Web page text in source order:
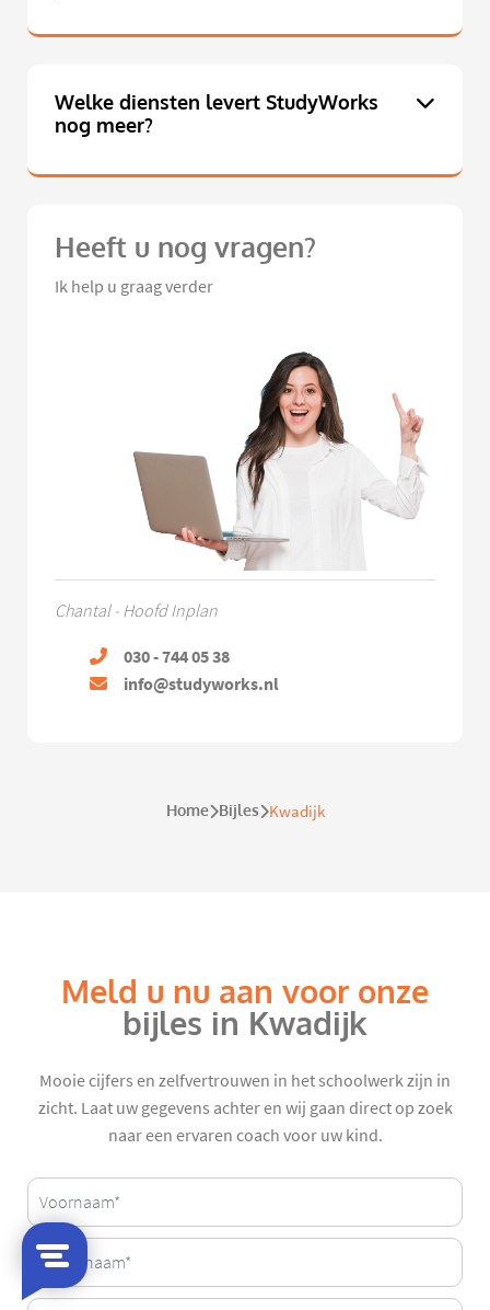
Welke diensten levert StudyWorks
nog meer?
Heeft u nog vragen?
Ik help u graag verder
Chantal - Hoofd Inplan
030 - 744 05 38
info@studyworks.nl
Home Bijles Kwadijk
Meld u nu aan voor onze
bijles in Kwadijk
Mooie cijfers en zelfvertrouwen in het schoolwerk zijn in
zicht. Laat uw gegevens achter en wij gaan direct op zoek
naar een ervaren coach voor uw kind.